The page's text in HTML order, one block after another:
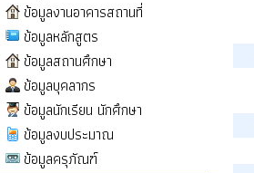
ข้อมูลงานอาคารสถานที่
ข้อมูลหลักสูตร
ข้อมูลสถานศึกษา
ข้อมูลบุคลากร
ข้อมูลนักเรียน นักศึกษา
ข้อมูลงบประมาณ
ข้อมูลครุภัณฑ์